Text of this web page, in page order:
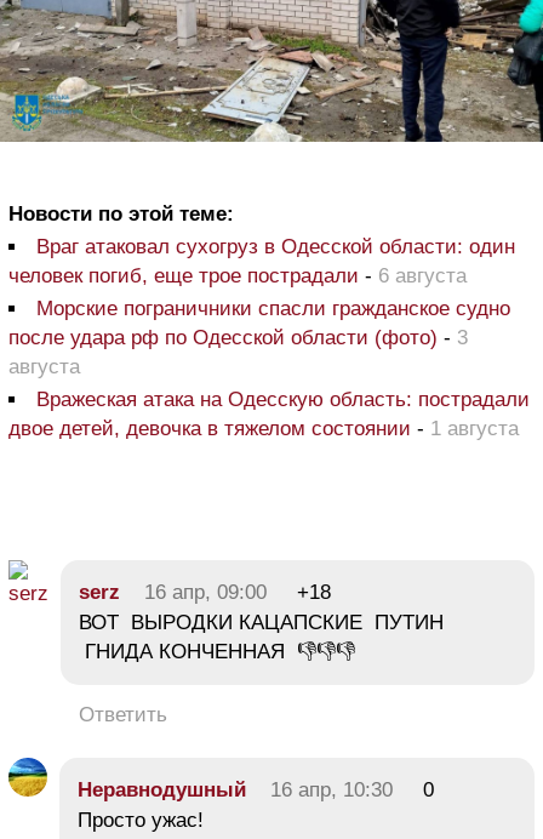
Новости по этой теме:
Враг атаковал сухогруз в Одесской области: один
человек погиб, еще трое пострадали - 6 августа
Морские пограничники спасли гражданское судно
после удара рф по Одесской области (фото) - 3
августа
Вражеская атака на Одесскую область: пострадали
двое детей, девочка в тяжелом состоянии - 1 августа
serz 16 апр, 09:00
+18
ВОТ ВЫРОДКИ КАЦАПСКИЕ ПУТИН
ГНИДА КОНЧЕННАЯ 👎👎👎
Ответить
Неравнодушный 16 апр, 10:30
0
Просто ужас!